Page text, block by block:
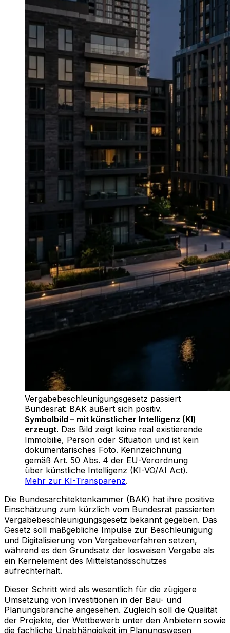
Vergabebeschleunigungsgesetz passiert
Bundesrat: BAK äußert sich positiv.
Symbolbild – mit künstlicher Intelligenz (KI)
erzeugt. Das Bild zeigt keine real existierende
Immobilie, Person oder Situation und ist kein
dokumentarisches Foto. Kennzeichnung
gemäß Art. 50 Abs. 4 der EU-Verordnung
über künstliche Intelligenz (KI-VO/AI Act).
Mehr zur KI-Transparenz.
Die Bundesarchitektenkammer (BAK) hat ihre positive
Einschätzung zum kürzlich vom Bundesrat passierten
Vergabebeschleunigungsgesetz bekannt gegeben. Das
Gesetz soll maßgebliche Impulse zur Beschleunigung
und Digitalisierung von Vergabeverfahren setzen,
während es den Grundsatz der losweisen Vergabe als
ein Kernelement des Mittelstandsschutzes
aufrechterhält.
Dieser Schritt wird als wesentlich für die zügigere
Umsetzung von Investitionen in der Bau- und
Planungsbranche angesehen. Zugleich soll die Qualität
der Projekte, der Wettbewerb unter den Anbietern sowie
die fachliche Unabhängigkeit im Planungswesen